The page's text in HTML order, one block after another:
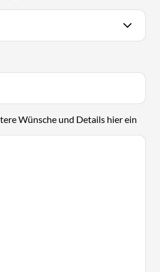
Wünsche und Details hier ein